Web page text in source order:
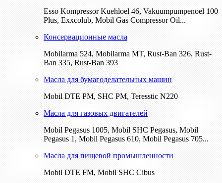
Esso Kompressor Kuehloel 46, Vakuumpumpenoel 100
Plus, Exxcolub, Mobil Gas Compressor Oil...
Консервационные масла
Mobilarma 524, Mobilarma MT, Rust-Ban 326, Rust-
Ban 335, Rust-Ban 393
Масла для бумагоделательных машин
Mobil DTE РМ, SHC PM, Teresstic N220
Масла для газовых двигателей
Mobil Pegasus 1005, Mobil SHC Pegasus, Mobil
Pegasus 1, Mobil Pegasus 610, Mobil Pegasus 705...
Масла для пищевой промышленности
Mobil DTE FM, Mobil SHC Cibus